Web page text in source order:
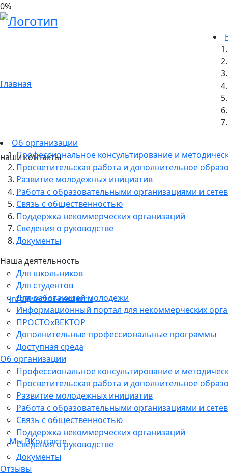
Главная
Об организации
Профессиональное консультирование и
Просветительская работа и дополнительное
Развитие молодежных инициатив
Работа с образовательными организациями и
Связь с общественностью
Поддержка некоммерческих организаций
Сведения о руководстве
Документы
Наша деятельность
Для школьников
Для студентов
Для работающей молодежи
Информационный портал для некоммерческих
ПРОСТОхВЕКТОР
Дополнительные профессиональные программы
Доступная среда
Об организации
Профессиональное консультирование и
Просветительская работа и дополнительное
Развитие молодежных инициатив
Работа с образовательными организациями и
Связь с общественностью
Поддержка некоммерческих организаций
Сведения о руководстве
Документы
Отзывы
0%
01.03.2023
Начинается приём заявок на
наши контакты
info@vector-center.ru
Мы ВКонтакте